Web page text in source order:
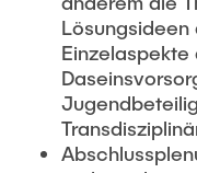
Lösungsideen